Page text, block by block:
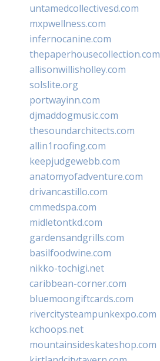
untamedcollectivesd.com
mxpwellness.com
infernocanine.com
thepaperhousecollection.com
allisonwillisholley.com
solslite.org
portwayinn.com
djmaddogmusic.com
thesoundarchitects.com
allin1roofing.com
keepjudgewebb.com
anatomyofadventure.com
drivancastillo.com
cmmedspa.com
midletontkd.com
gardensandgrills.com
basilfoodwine.com
nikko-tochigi.net
caribbean-corner.com
bluemoongiftcards.com
rivercitysteampunkexpo.com
kchoops.net
mountainsideskateshop.com